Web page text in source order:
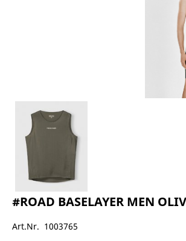
#ROAD BASELAYER MEN
Art.Nr. 1003765